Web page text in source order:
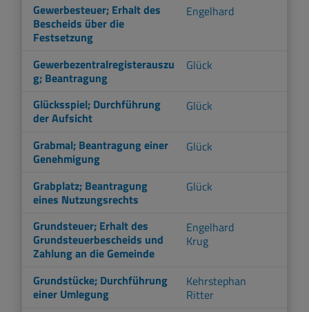
Gewerbesteuer; Erhalt des
Bescheids über die
Festsetzung
Engelhard
Gewerbezentralregisterauszu
g; Beantragung
Glück
Glücksspiel; Durchführung
der Aufsicht
Glück
Grabmal; Beantragung einer
Genehmigung
Glück
Grabplatz; Beantragung
eines Nutzungsrechts
Glück
Grundsteuer; Erhalt des
Grundsteuerbescheids und
Zahlung an die Gemeinde
Engelhard
Krug
Grundstücke; Durchführung
einer Umlegung
Kehrstephan
Ritter